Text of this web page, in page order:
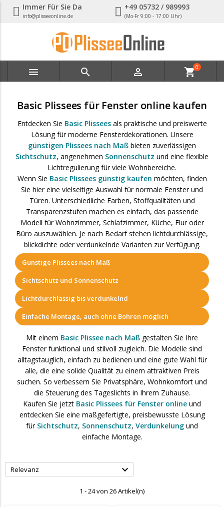
Immer Für Sie Da
info@plisseeonline.de
+49 05732 / 989993
(Mo-Fr 9:00 - 17:00 Uhr)
   shopping_cart0
Basic Plissees für Fenster online kaufen
Entdecken Sie Basic Plisseesals praktische und preiswerte
Lösung für moderne Fensterdekorationen. Unsere
günstigen Plissees nach Maß bieten zuverlässigen
Sichtschutz, angenehmen Sonnenschutz und eine flexible
Lichtregulierung für viele Wohnbereiche.
Wenn Sie Basic Plissees günstig kaufen möchten, finden
Sie hier eine vielseitige Auswahl für normale Fenster und
Türen. Unterschiedliche Farben, Stoffqualitäten und
Transparenzstufen machen es einfach, das passende
Modell für Wohnzimmer, Schlafzimmer, Küche, Flur oder
Büro auszuwählen. Je nach Bedarf stehen lichtdurchlässige,
blickdichte oder verdunkelnde Varianten zur Verfügung.
Günstige Plissees nach Maß
Sichtschutz und Sonnenschutz
Lichtdurchlässig bis verdunkelnd
Einfache Montage, auch ohne Bohren möglich
Mit einem Basic Plissee nach Maß gestalten Sie Ihre
Fenster funktional und stilvoll zugleich. Die Modelle sind
alltagstauglich, einfach zu bedienen und eine gute Wahl für
alle, die eine solide Qualität zu einem attraktiven Preis
suchen. So verbessern Sie Privatsphäre, Wohnkomfort und
die Steuerung des Tageslichts in Ihrem Zuhause.
Kaufen Sie jetzt Basic Plissees für Fenster online und
entdecken Sie eine maßgefertigte, preisbewusste Lösung
für Sichtschutz, Sonnenschutz, Verdunkelung und
einfache Montage.
Relevanz 
1 - 24 von 26 Artikel(n)